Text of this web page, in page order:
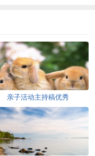
亲子活动主持稿优秀